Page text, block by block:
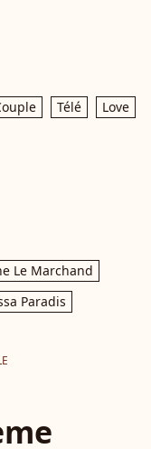
Télé
Love
Le Marchand
Paradis